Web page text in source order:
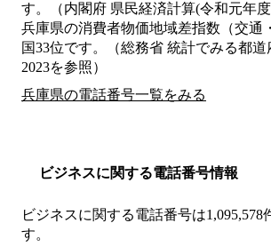
す。（内閣府 県民経済計算(令和元年度
兵庫県の消費者物価地域差指数（交通
国33位です。（総務省 統計でみる都道
2023を参照）
兵庫県の電話番号一覧をみる
ビジネスに関する電話番号情報
ビジネスに関する電話番号は1,095,578
す。